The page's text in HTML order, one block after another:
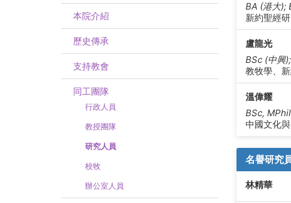
BA (港大);
新約聖經
盧龍光
BSc (中興
教牧學、
溫偉耀
BSc,
中國文化
名譽研究
林精華
本院介紹
歷史傳承
支持教會
同工團隊
行政人員
教授團隊
研究人員
校牧
辦公室人員